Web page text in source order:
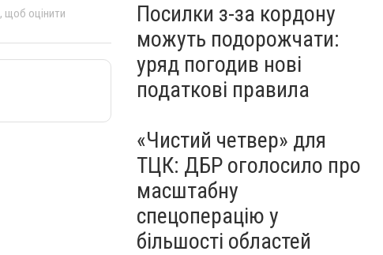
, щоб оцінити
Посилки з-за кордону
можуть подорожчати:
уряд погодив нові
податкові правила
«Чистий четвер» для
ТЦК: ДБР оголосило про
масштабну
спецоперацію у
більшості областей